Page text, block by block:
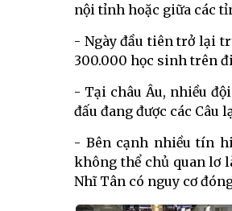
nội tỉnh hoặc giữa các
- Ngày đầu tiên trở lại
300.000 học sinh trên
- Tại châu Âu, nhiều
đấu đang được các Câu
- Bên cạnh nhiều tín
không thể chủ quan lơ
Nhĩ Tân có nguy cơ